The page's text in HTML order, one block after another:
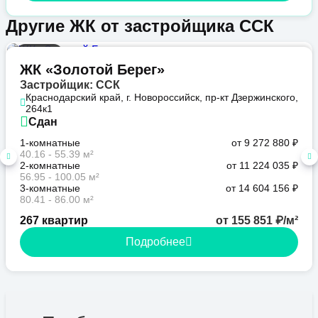
Другие ЖК от застройщика ССК
ЖК «Золотой Берег»
Застройщик: ССК
Краснодарский край, г. Новороссийск, пр-кт Дзержинского,
264к1
Сдан
1-комнатные
40.16 - 55.39 м²
от 9 272 880 ₽
2-комнатные
56.95 - 100.05 м²
от 11 224 035 ₽
3-комнатные
80.41 - 86.00 м²
от 14 604 156 ₽
267 квартир
от 155 851 ₽/м²
Подробнее